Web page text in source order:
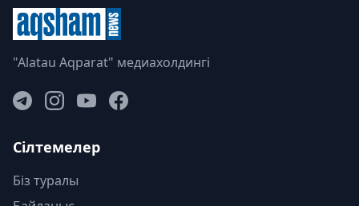
"Alatau Aqparat" медиахолдингі
Сілтемелер
Біз туралы